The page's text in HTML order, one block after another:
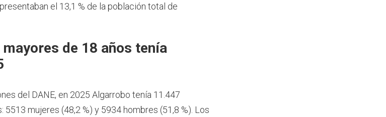
el 13,1 % de la población total de
de 18 años tenía
del DANE, en 2025 Algarrobo tenía 11.447
5513 mujeres (48,2 %) y 5934 hombres (51,8 %). Los